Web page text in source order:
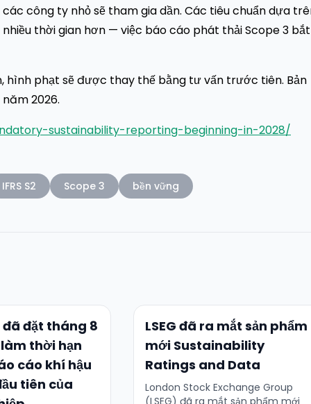
công ty nhỏ sẽ tham gia dần. Các tiêu chuẩn dựa
nhiều thời gian hơn — việc báo cáo phát thải Scope 3 bắt
hình phạt sẽ được thay thế bằng tư vấn trước tiên. Bản
2026.
sustainability-reporting-beginning-in-2028/
IFRS S2 Scope 3 bền vững
đặt tháng 8
thời hạn
cáo khí hậu
tiên của
LSEG đã ra mắt sản phẩm
mới Sustainability
Ratings and Data
London Stock Exchange Group
(LSEG) đã ra mắt sản phẩm mới